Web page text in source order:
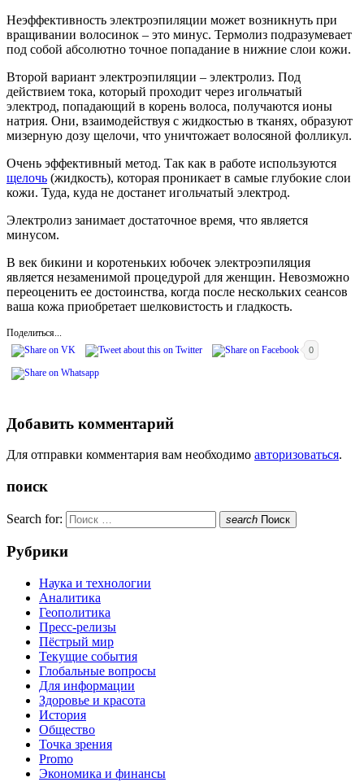
Неэффективность электроэпиляции может возникнуть при
вращивании волосинок – это минус. Термолиз подразумевает
под собой абсолютно точное попадание в нижние слои кожи.
Второй вариант электроэпиляции – электролиз. Под
действием тока, который проходит через игольчатый
электрод, попадающий в корень волоса, получаются ионы
натрия. Они, взаимодействуя с жидкостью в тканях, образуют
мизерную дозу щелочи, что уничтожает волосяной фолликул.
Очень эффективный метод. Так как в работе используются
щелочь (жидкость), которая проникает в самые глубокие слои
кожи. Туда, куда не достанет игольчатый электрод.
Электролиз занимает достаточное время, что является
минусом.
В век бикини и коротеньких юбочек электроэпиляция
является незаменимой процедурой для женщин. Невозможно
переоценить ее достоинства, когда после нескольких сеансов
ваша кожа приобретает шелковистость и гладкость.
Поделиться...
0
Добавить комментарий
Для отправки комментария вам необходимо авторизоваться.
поиск
Search for: search Поиск
Рубрики
Наука и технологии
Аналитика
Геополитика
Пресс-релизы
Пёстрый мир
Текущие события
Глобальные вопросы
Для информации
Здоровье и красота
История
Общество
Точка зрения
Promo
Экономика и финансы